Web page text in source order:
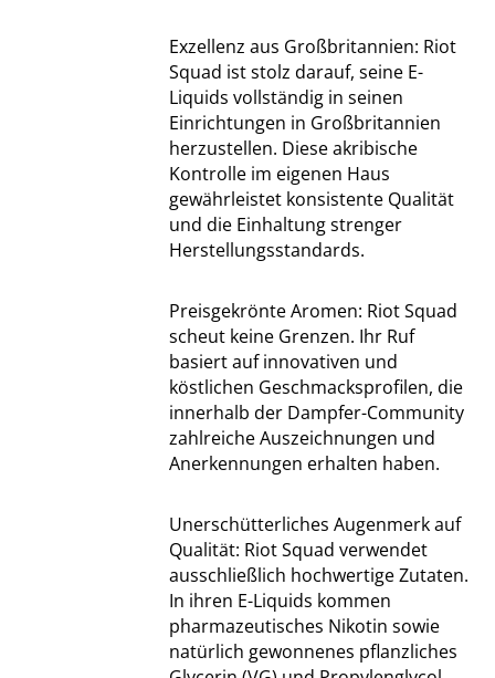
Exzellenz aus Großbritannien: Riot
Squad ist stolz darauf, seine E-
Liquids vollständig in seinen
Einrichtungen in Großbritannien
herzustellen. Diese akribische
Kontrolle im eigenen Haus
gewährleistet konsistente Qualität
und die Einhaltung strenger
Herstellungsstandards.
Preisgekrönte Aromen: Riot Squad
scheut keine Grenzen. Ihr Ruf
basiert auf innovativen und
köstlichen Geschmacksprofilen, die
innerhalb der Dampfer-Community
zahlreiche Auszeichnungen und
Anerkennungen erhalten haben.
Unerschütterliches Augenmerk auf
Qualität: Riot Squad verwendet
ausschließlich hochwertige Zutaten.
In ihren E-Liquids kommen
pharmazeutisches Nikotin sowie
natürlich gewonnenes pflanzliches